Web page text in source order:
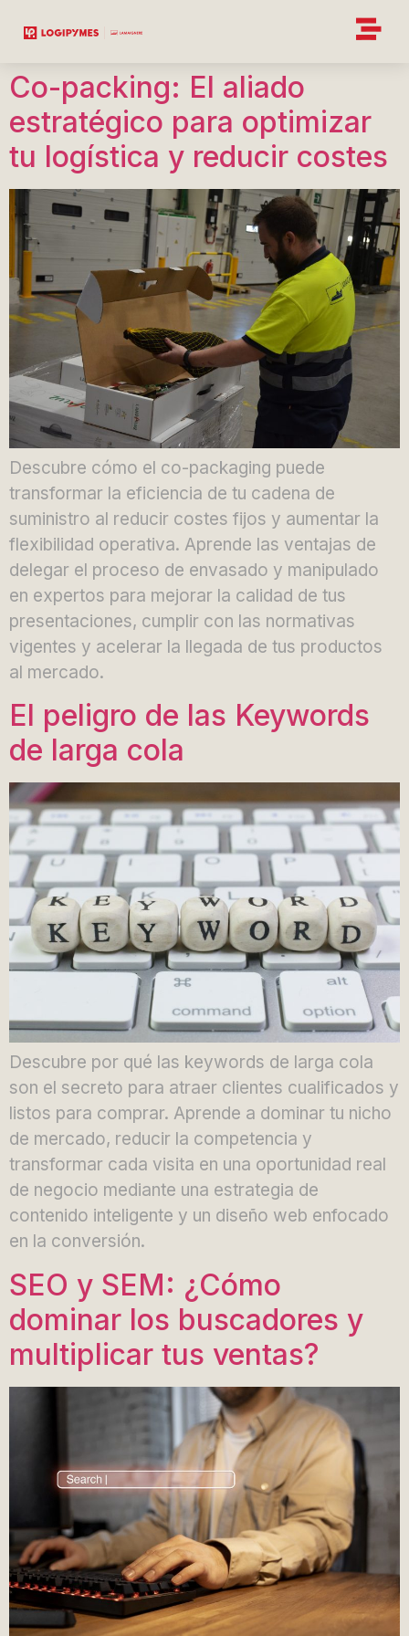
Co-packing: El aliado
estratégico para optimizar
tu logística y reducir costes
Descubre cómo el co-packaging puede
transformar la eficiencia de tu cadena de
suministro al reducir costes fijos y aumentar la
flexibilidad operativa. Aprende las ventajas de
delegar el proceso de envasado y manipulado
en expertos para mejorar la calidad de tus
presentaciones, cumplir con las normativas
vigentes y acelerar la llegada de tus productos
al mercado.
El peligro de las Keywords
de larga cola
Descubre por qué las keywords de larga cola
son el secreto para atraer clientes cualificados y
listos para comprar. Aprende a dominar tu nicho
de mercado, reducir la competencia y
transformar cada visita en una oportunidad real
de negocio mediante una estrategia de
contenido inteligente y un diseño web enfocado
en la conversión.
SEO y SEM: ¿Cómo
dominar los buscadores y
multiplicar tus ventas?